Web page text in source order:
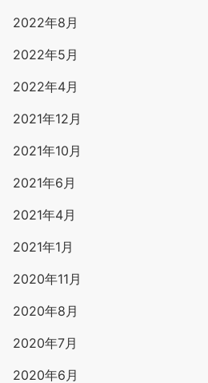
2022年8月
2022年5月
2022年4月
2021年12月
2021年10月
2021年6月
2021年4月
2021年1月
2020年11月
2020年8月
2020年7月
2020年6月